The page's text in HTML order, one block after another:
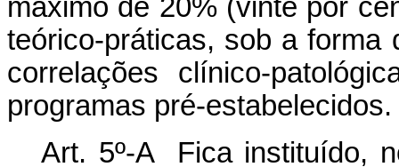
máximo de 20% (vinte por
teórico-práticas, sob a forma
correlações clínico-
programas pré-estabelecidos.
Art. 5º-A Fica instituído,